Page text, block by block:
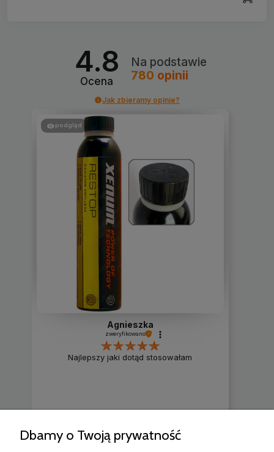
4.8
Ocena
Na podstawie
780 opinii
Jak zbieramy opinie?
podgląd
Agnieszka
zweryfikowano
Najlepszy jaki dotąd stosowałam
2 0
Dbamy o Twoją prywatność